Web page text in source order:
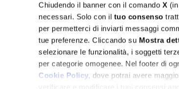
Chiudendo il banner con il comando X
necessari. Solo con il tuo consenso
per permetterci di inviarti messaggi
tue preferenze. Cliccando su Mostra
selezionare le funzionalità, i soggetti
per categorie omogenee. Nel footer di
Cookie Policy, dove potrai avere
verificare e modificare i tuoi consensi